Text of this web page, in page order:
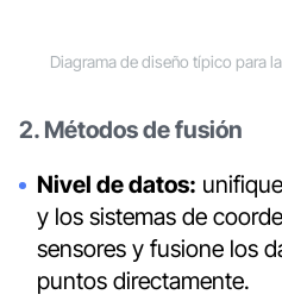
Diagrama de diseño típico para
2. Métodos de fusión
Nivel de datos:
y los sistemas de
sensores y fusione los
puntos directamente.